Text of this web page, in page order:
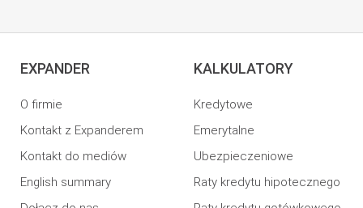
EXPANDER
O firmie
Kontakt z Expanderem
Kontakt do mediów
English summary
KALKULATORY
Kredytowe
Emerytalne
Ubezpieczeniowe
Raty kredytu hipotecznego